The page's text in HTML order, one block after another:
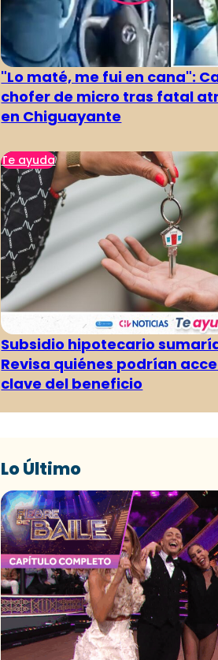
"Lo maté, me fui en cana":
chofer de micro tras fatal
en Chiguayante
Te ayuda
Subsidio hipotecario
Revisa quiénes podrían
clave del beneficio
Lo Último